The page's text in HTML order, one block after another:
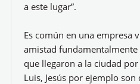
a este lugar”.
Es común en una empresa
amistad
que llegaron a la ciudad
Luis, Jesús por ejemplo son